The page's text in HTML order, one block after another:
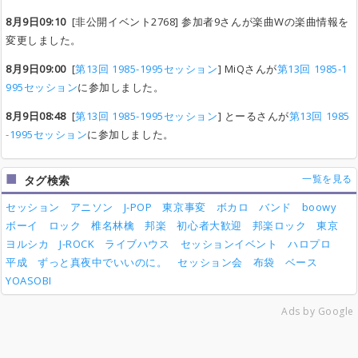
8月9日09:10[非公開イベント2768] 参加者9さんが楽曲Wの楽曲情報を
変更しました。
8月9日09:00[第13回 1985-1995セッション] MiQさんが第13回 1985-1
995セッションに参加しました。
8月9日08:48[第13回 1985-1995セッション] とーるさんが第13回 1985
-1995セッションに参加しました。
タグ検索 一覧を見る
セッション アニソン J-POP 東京事変 ボカロ バンド
boowy
ボーイ
ロック 椎名林檎 邦楽 初心者大歓迎 邦楽ロック
東京
ヨルシカ
J-ROCK ライブハウス セッションイベント
ハロプロ
平成
ずっと真夜中でいいのに。 セッション会 布袋
ベース
YOASOBI
Ads by Google